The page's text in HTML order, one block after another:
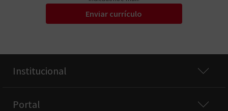
Enviar currículo
Institucional
Portal